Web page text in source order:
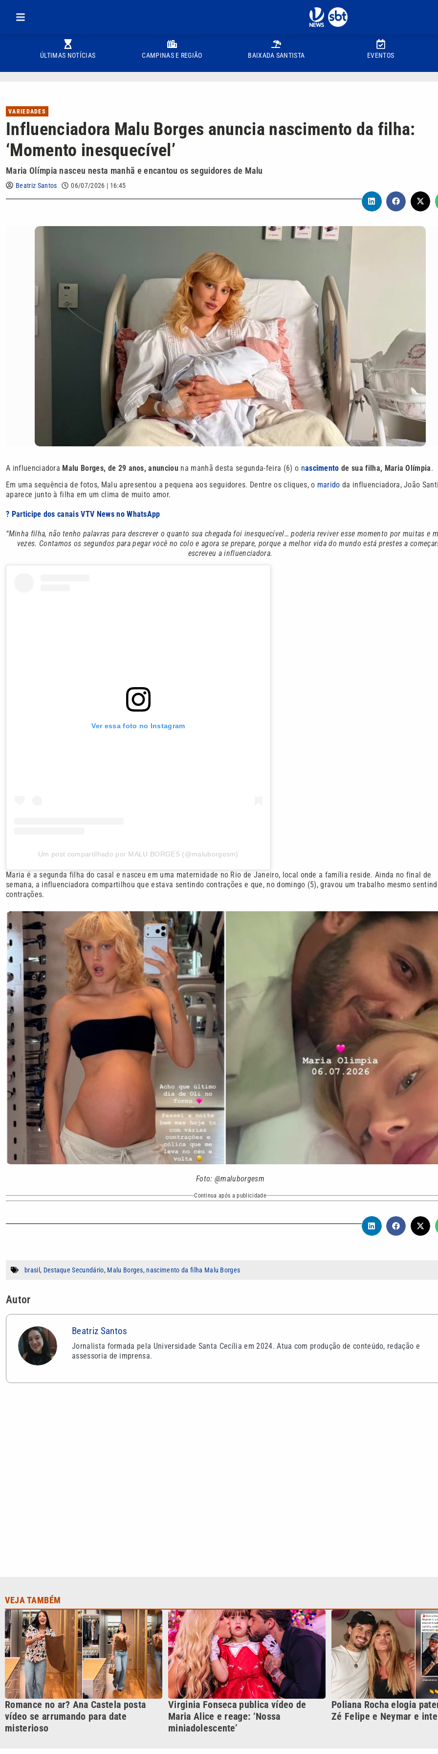
ÚLTIMAS NOTÍCIAS CAMPINAS E REGIÃO BAIXADA SANTISTA EVENTOS
VARIEDADES
Influenciadora Malu Borges anuncia nascimento da filha:
‘Momento inesquecível’
Maria Olímpia nasceu nesta manhã e encantou os seguidores de Malu
Beatriz Santos 06/07/2026 | 16:45
A influenciadora Malu Borges, de 29 anos, anunciou na manhã desta segunda-feira (6) o nascimentode sua filha, Maria Olímpia.
Em uma sequência de fotos, Malu apresentou a pequena aos seguidores. Dentre os cliques, o maridoda influenciadora, João
aparece junto à filha em um clima de muito amor.
? Participe dos canais VTV News no WhatsApp
“Minha filha, não tenho palavras para descrever o quanto sua chegada foi inesquecível… poderia reviver esse momento por muitas e
vezes. Contamos os segundos para pegar você no colo e agora se prepare, porque a melhor vida do mundo está prestes a
escreveu a influenciadora.
Ver essa foto no Instagram
Um post compartilhado por MALU BORGES (@maluborgesm)
Maria é a segunda filha do casal e nasceu em uma maternidade no Rio de Janeiro, local onde a família reside. Ainda no final de
semana, a influenciadora compartilhou que estava sentindo contrações e que, no domingo (5), gravou um trabalho mesmo
contrações.
Foto: @maluborgesm
Continua após a publicidade
brasil , Destaque Secundário, Malu Borges, nascimento da filha Malu Borges
Autor
Beatriz Santos
Jornalista formada pela Universidade Santa Cecília em 2024. Atua com produção de conteúdo, redação e
assessoria de imprensa.
vídeo se arrumando para date
misterioso
Continua após a publicidade
VTV é afiliada do SBT na
Região Metropolitana de
Campinas e Baixada
CATEGORIAS
Cotidiano Esportes Mundo
Polícia Política Variedades